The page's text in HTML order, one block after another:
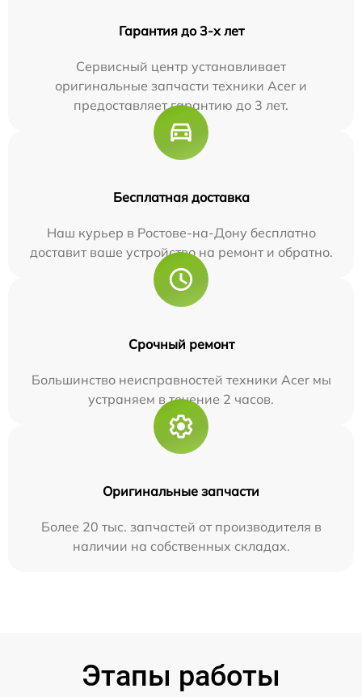
Гарантия до 3-х лет
Сервисный центр устанавливает
оригинальные запчасти техники Acer и
предоставляет гарантию до 3 лет.
Бесплатная доставка
Наш курьер в Ростове-на-Дону бесплатно
доставит ваше устройство на ремонт и обратно.
Срочный ремонт
Большинство неисправностей техники Acer мы
устраняем в течение 2 часов.
Оригинальные запчасти
Более 20 тыс. запчастей от производителя в
наличии на собственных складах.
Этапы работы